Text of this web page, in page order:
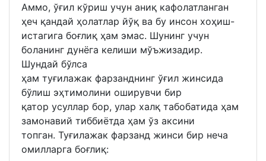
Аммо, ўғил кўриш учун аниқ кафолатланган
ҳеч қандай ҳолатлар йўқ ва бу инсон хоҳиш-
истагига боғлиқ ҳам эмас. Шунинг учун
боланинг дунёга келиши мўъжизадир.
Шундай бўлса
ҳам туғилажак фарзанднинг ўғил жинсида
бўлиш эҳтимолини оширувчи бир
қатор усуллар бор, улар халқ табобатида ҳам
замонавий тиббиётда ҳам ўз аксини
топган. Туғилажак фарзанд жинси бир неча
омилларга боғлиқ: